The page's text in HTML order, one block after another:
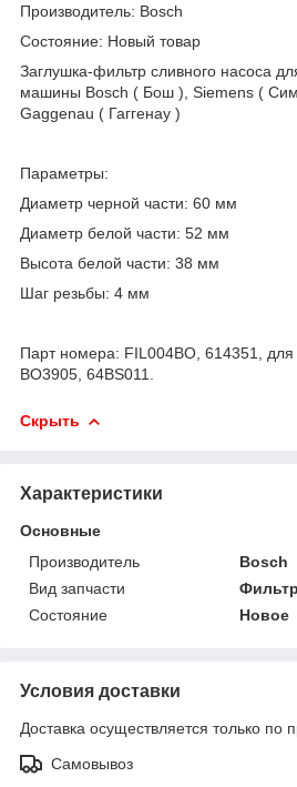
Производитель: Bosch
Состояние: Новый товар
Заглушка-фильтр сливного насоса
машины Bosch ( Бош ), Siemens (
Gaggenau ( Гаггенау )
Параметры:
Диаметр черной части: 60 мм
Диаметр белой части: 52 мм
Высота белой части: 38 мм
Шаг резьбы: 4 мм
Парт номера: FIL004BO, 614351, для
BO3905, 64BS011.
Скрыть
Характеристики
Основные
Производитель
Bosch
Вид запчасти
Состояние
Новое
Условия доставки
Доставка осуществляется только по
Самовывоз